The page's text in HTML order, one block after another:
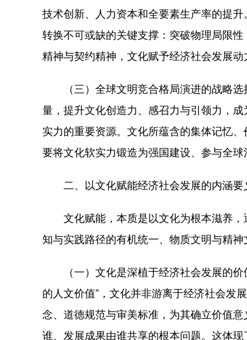
技术创新、人力资本和全要素生产率的提
转换不可或缺的关键支撑：突破物理局限
精神与契约精神，文化赋予经济社会发展动
（三）全球文明竞合格局演进的战略选
量，提升文化创造力、感召力与引领力，
实力的重要资源。文化所蕴含的集体记忆
要将文化软实力锻造为强国建设、参与全
二、以文化赋能经济社会发展的内涵要
文化赋能，本质是以文化为根本滋养，
知与实践路径的有机统一、物质文明与精神
（一）文化是深植于经济社会发展的价
的人文价值”，文化并非游离于经济社会发
念、道德规范与审美标准，为其确立价值
谁、发展成果由谁共享的根本问题。这体